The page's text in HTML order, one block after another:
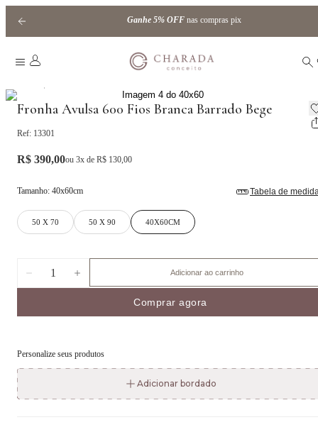
Ganhe 5% OFFnas compras pix
Fronha Avulsa 600 Fios Branca Barrado Bege
Ref: 13301
R$ 390,00ou 3x de R$ 130,00
Tamanho: 40x60cm Tabela de
50 X 70 50 X 90 40X60CM
1 Adicionar ao carrinho
Comprar agora
Personalize seus produtos
Adicionar bordado